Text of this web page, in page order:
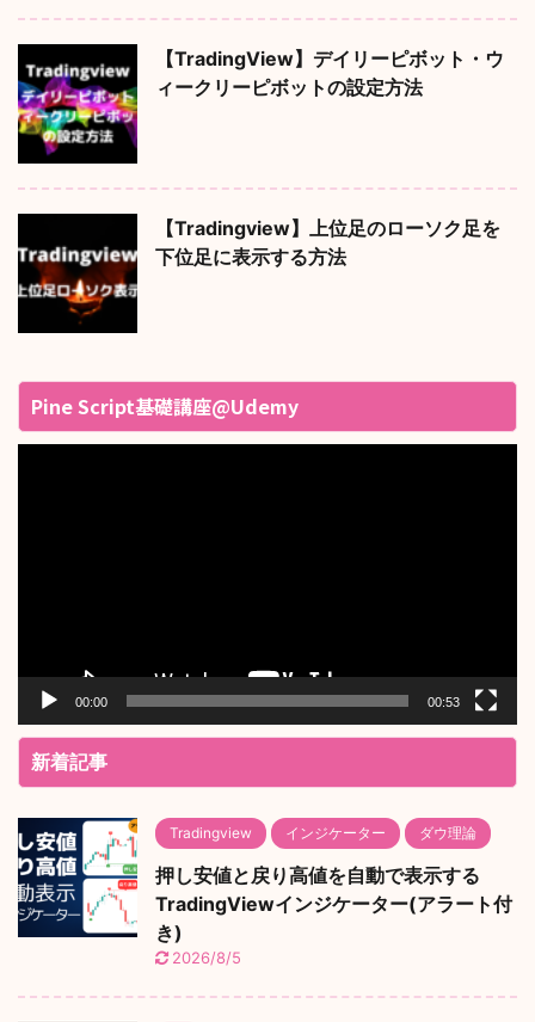
【TradingView】デイリーピボット・ウ
ィークリーピボットの設定方法
【Tradingview】上位足のローソク足を
下位足に表示する方法
Pine Script基礎講座@Udemy
00:00 00:53
新着記事
Tradingview インジケーター ダウ理論
押し安値と戻り高値を自動で表示する
TradingViewインジケーター(アラート付
き)
2026/8/5